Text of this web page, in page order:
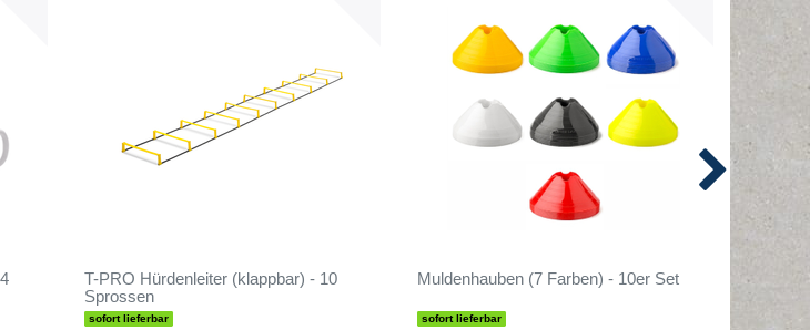
T-PRO Hürdenleiter (klappbar) - 10
Sprossen
sofort lieferbar
Muldenhauben (7 Farben) - 10er Set
sofort lieferbar